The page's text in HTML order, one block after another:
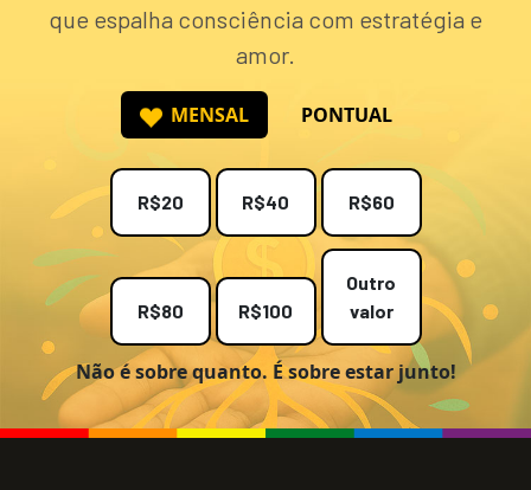
que espalha consciência com estratégia e
amor.
MENSAL PONTUAL
R$20 R$40 R$60
R$80 R$100
Outro
valor
Não é sobre quanto. É sobre estar junto!